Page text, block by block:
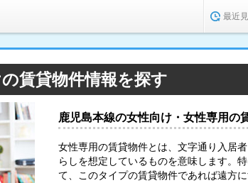
最近
賃貸物件情報を探す
鹿児島本線の女性向け・女性専用の
女性専用の賃貸物件とは、文字通り入居
らしを想定しているものを意味します。
て、このタイプの賃貸物件であれば遠方